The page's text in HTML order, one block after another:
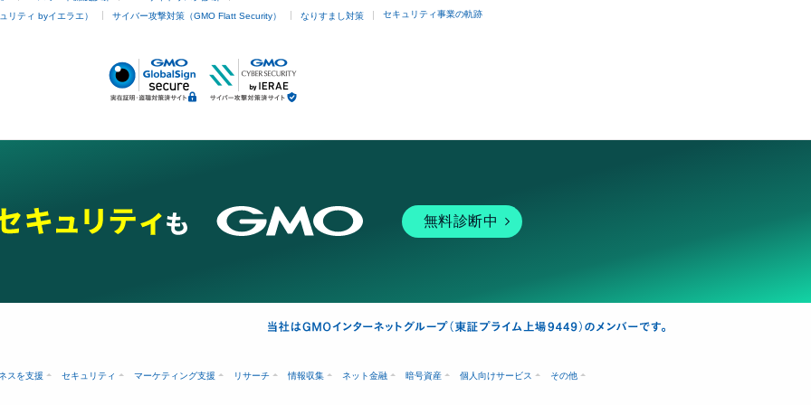
リティ byイエラエ）
サイバー攻撃対策（GMO Flatt Security） なりすまし対策 セキュリティ事業の軌跡
無料診断中
スを支援 セキュリティ マーケティング支援 リサーチ 情報収集 ネット金融 暗号資産 個人向けサービス その他